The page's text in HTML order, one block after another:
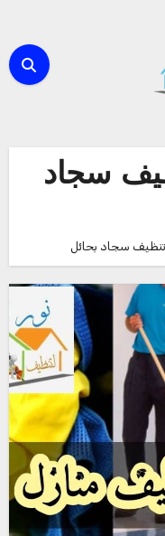
سجاد
سجاد بحائل